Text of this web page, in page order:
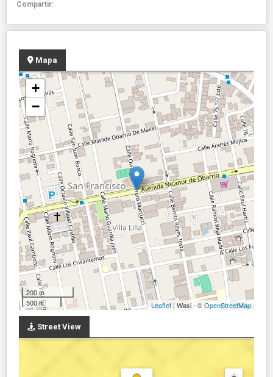
Compartir:
Mapa
+
−
200 m
500 ft
Leaflet | Wasi - ©OpenStreetMap
Street View